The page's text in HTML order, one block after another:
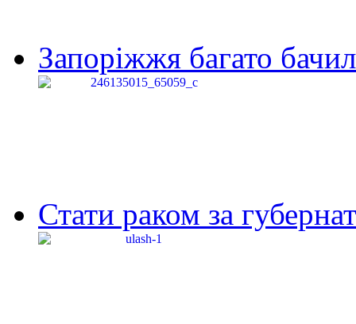
Запоріжжя багато
Стати раком за